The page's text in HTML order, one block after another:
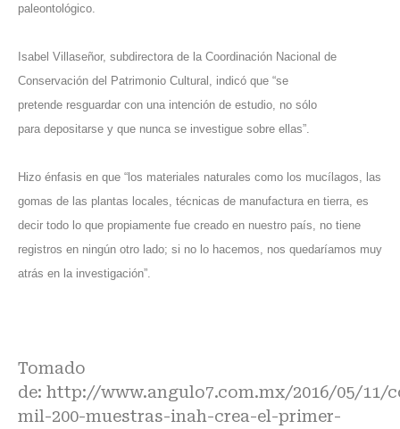
paleontológico.
Isabel Villaseñor, subdirectora de la Coordinación Nacional de
Conservación del Patrimonio Cultural, indicó que “se
pretende resguardar con una intención de estudio, no sólo
para depositarse y que nunca se investigue sobre ellas”.
Hizo énfasis en que “los materiales naturales como los mucílagos, las
gomas de las plantas locales, técnicas de manufactura en tierra, es
decir todo lo que propiamente fue creado en nuestro país, no tiene
registros en ningún otro lado; si no lo hacemos, nos quedaríamos muy
atrás en la investigación”.
Tomado
de: http://www.angulo7.com.mx/2016/05/11/
mil-200-muestras-inah-crea-el-primer-